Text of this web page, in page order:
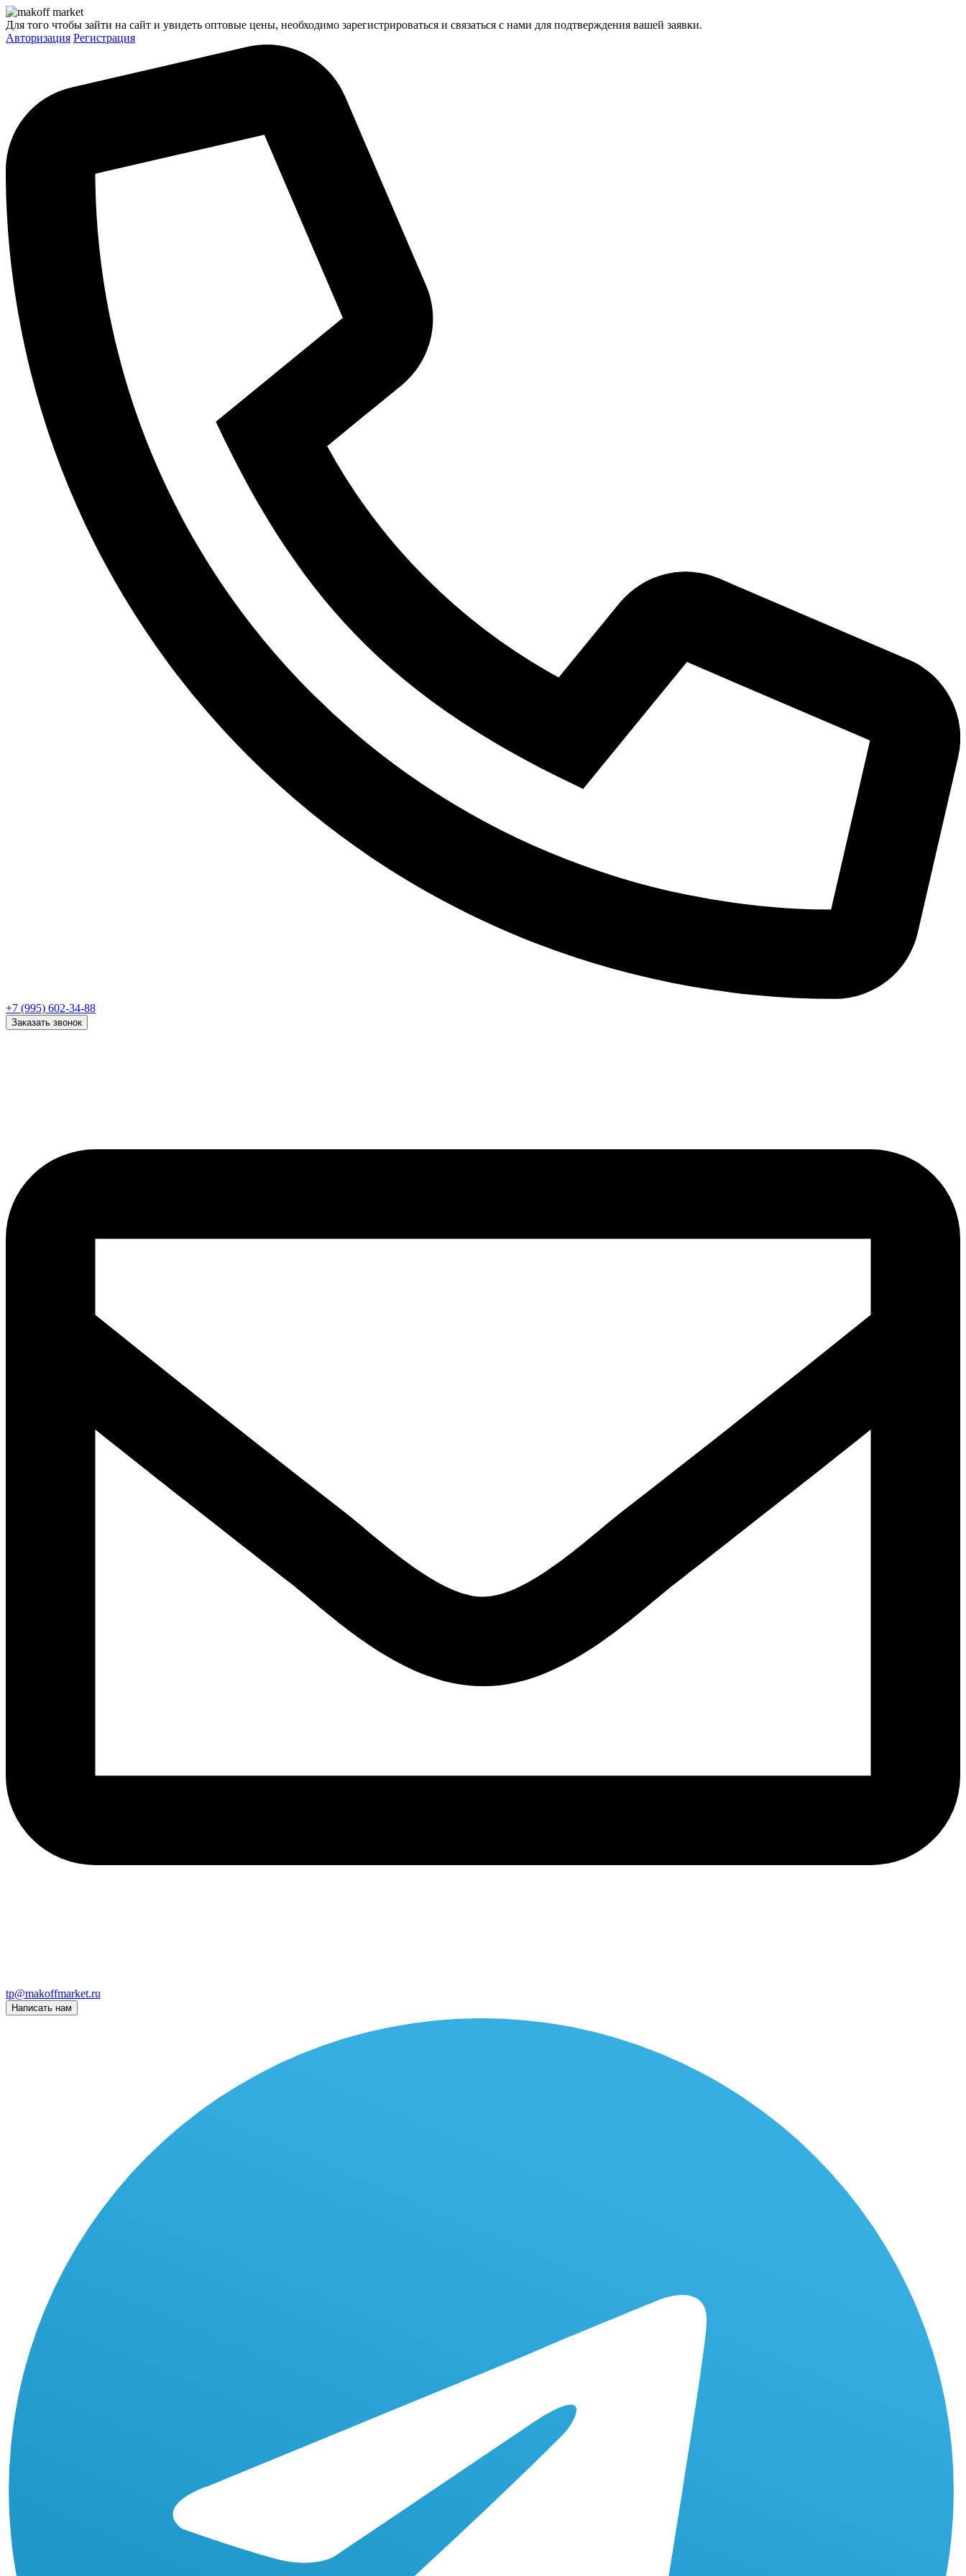
Для того чтобы зайти на сайт и увидеть оптовые цены, необходимо зарегистрироваться и связаться с нами для подтверждения вашей заявки.
Авторизация Регистрация
+7 (995) 602-34-88
Заказать звонок
tp@makoffmarket.ru
Написать нам